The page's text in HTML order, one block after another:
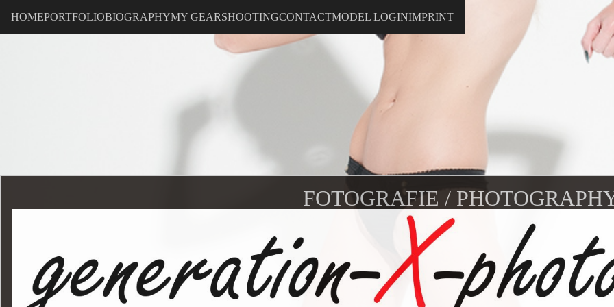
HOMEPORTFOLIOBIOGRAPHYMY GEARSHOOTINGCONTACTMODEL LOGINIMPRINT
FOTOGRAFIE /